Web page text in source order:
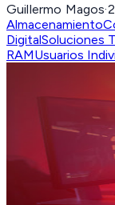
Guillermo Magos·
Almacenamiento
DigitalSoluciones
RAMUsuarios